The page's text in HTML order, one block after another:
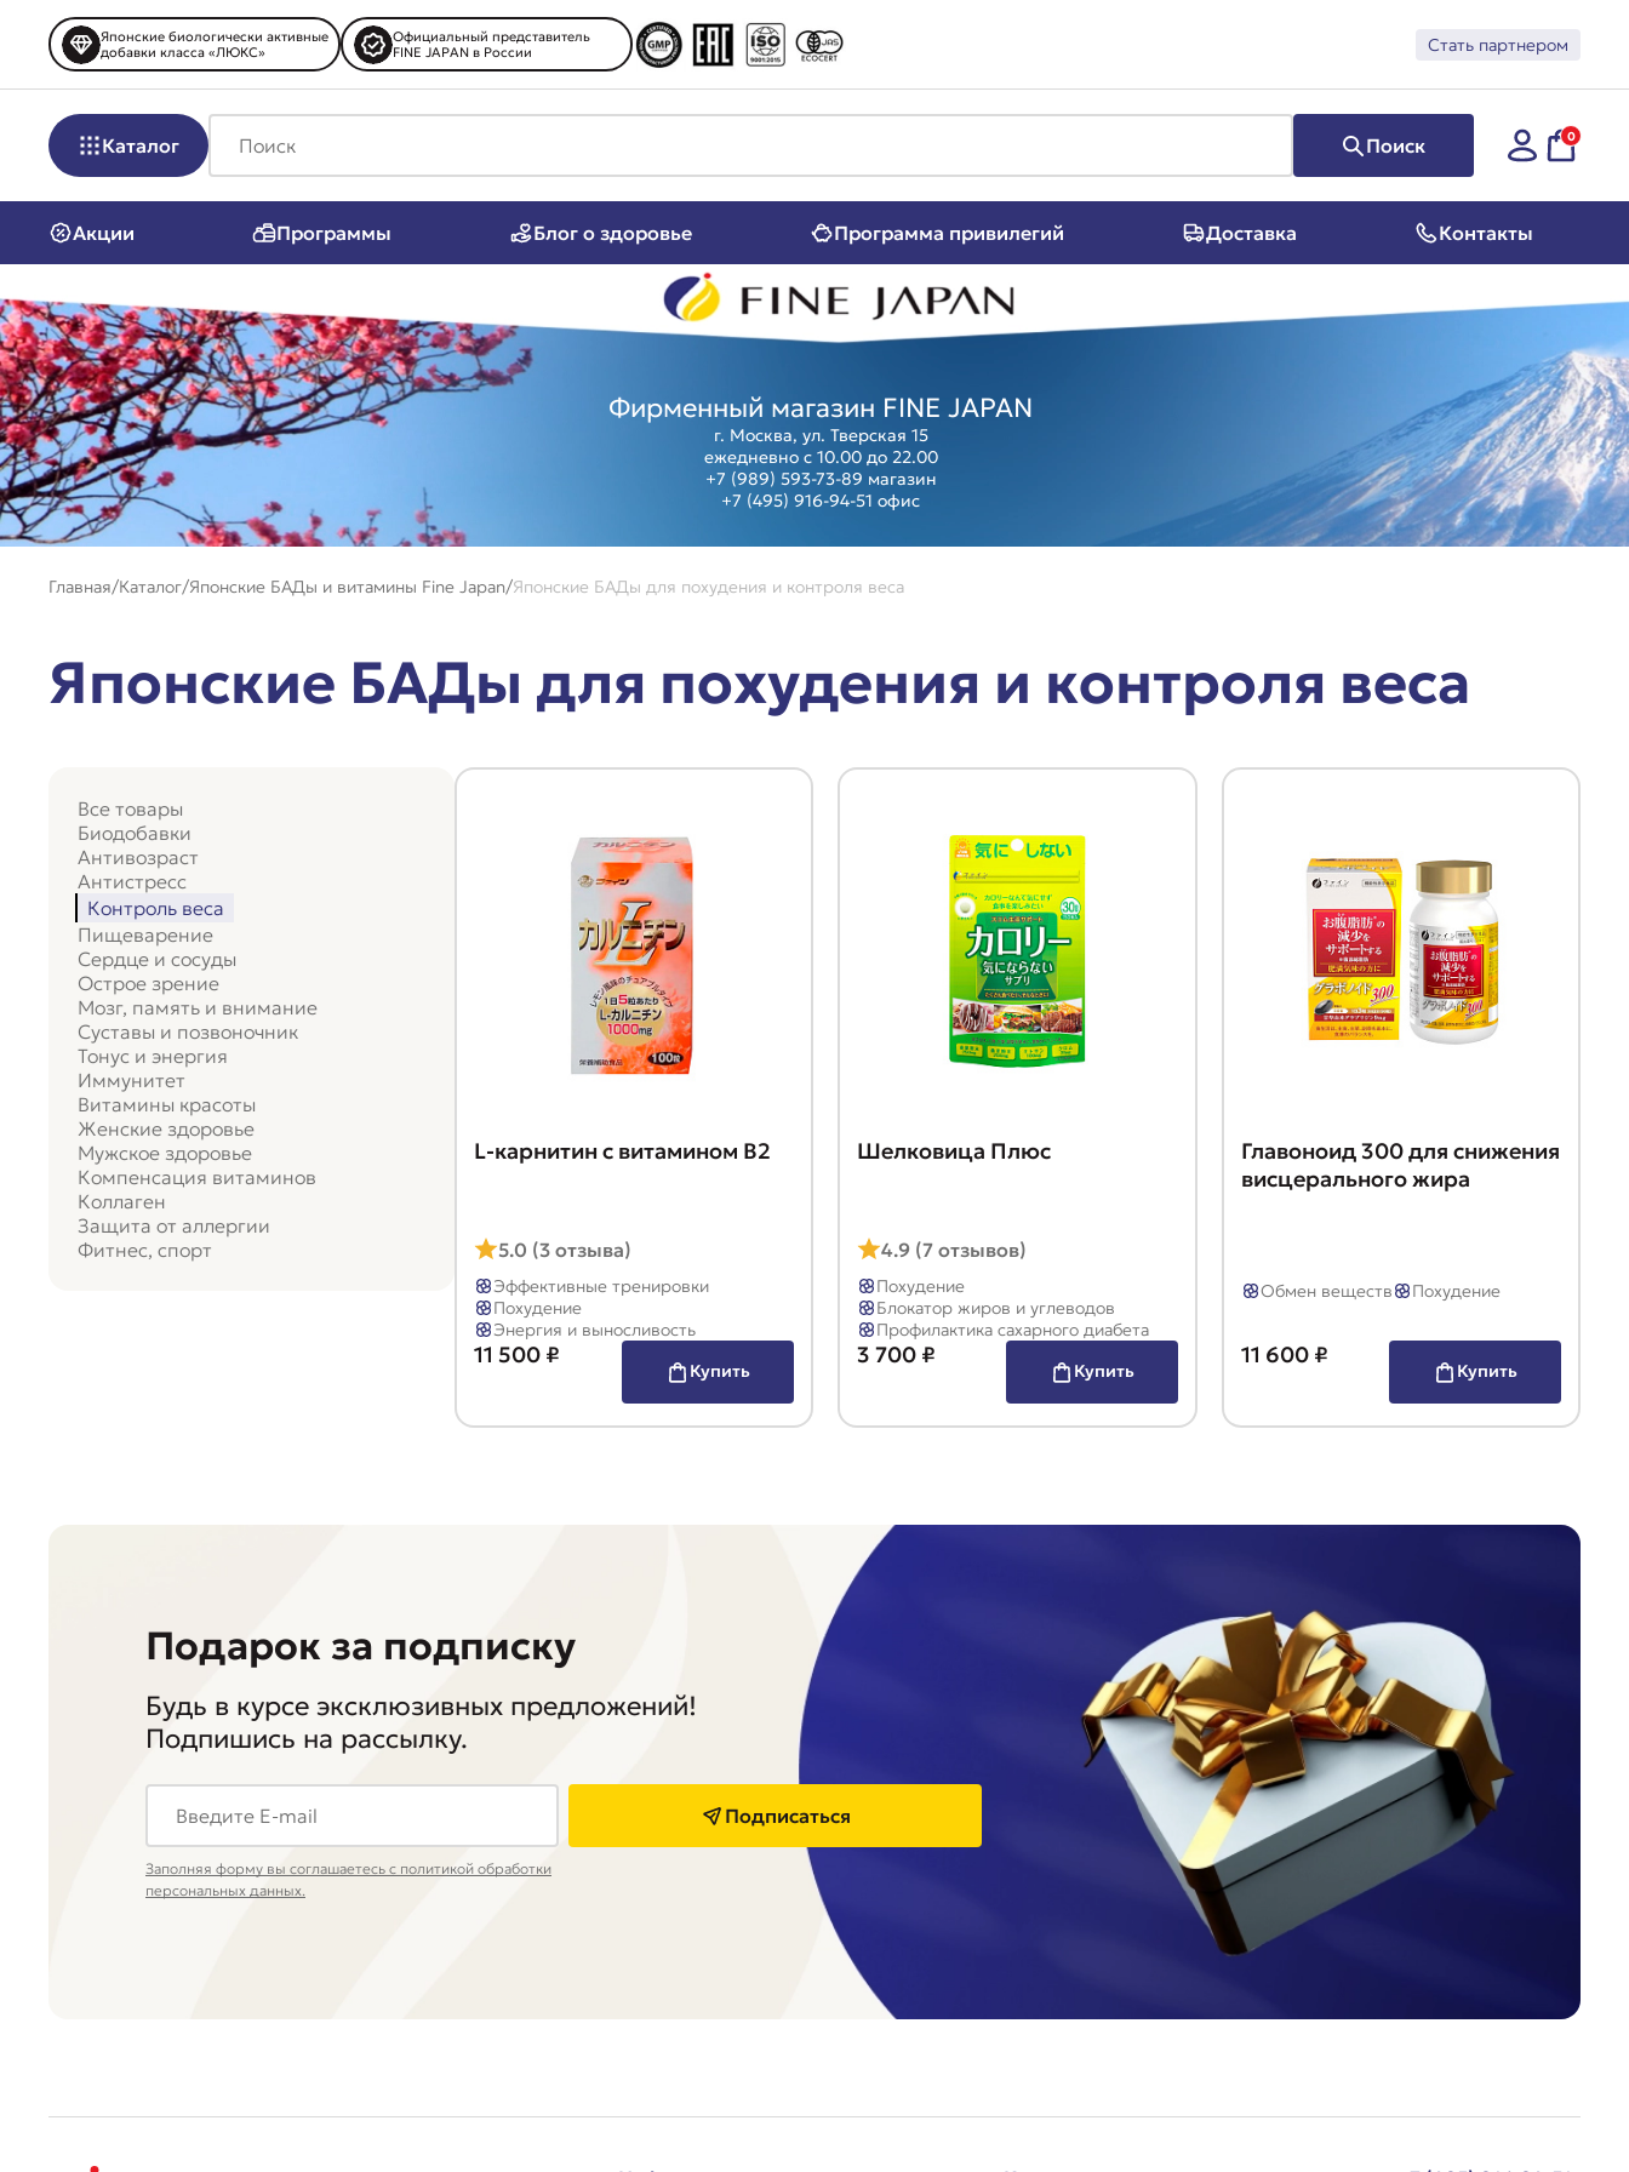
Японские биологически активные
добавки класса «ЛЮКС»
Официальный представитель
FINE JAPAN в России
Стать партнером
Каталог Поиск 0
Акции Программы Блог о здоровье Программа привилегий Доставка Контакты
Фирменный магазин FINE JAPAN
г. Москва, ул. Тверская 15
ежедневно с 10.00 до 22.00
+7 (989) 593-73-89 магазин
+7 (495) 916-94-51 офис
Главная Каталог Японские БАДы и витамины Fine Japan Японские БАДы для похудения и контроля веса
Японские БАДы для похудения и контроля веса
Все товары
Биодобавки
Антивозраст
Антистресс
Контроль веса
Пищеварение
Сердце и сосуды
Острое зрение
Мозг, память и внимание
Суставы и позвоночник
Тонус и энергия
Иммунитет
Витамины красоты
Женские здоровье
Мужское здоровье
Компенсация витаминов
Коллаген
Защита от аллергии
Фитнес, спорт
L-карнитин с витамином B2
5.0 (3 отзыва)
Эффективные тренировки
Похудение
Энергия и выносливость
11 500 ₽
Купить
Шелковица Плюс
4.9 (7 отзывов)
Похудение
Блокатор жиров и углеводов
Профилактика сахарного диабета
3 700 ₽
Купить
Главоноид 300 для снижения
висцерального жира
Обмен веществ Похудение
11 600 ₽
Купить
Подарок за подписку
Будь в курсе эксклюзивных предложений!
Подпишись на рассылку.
Подписаться
Заполняя форму вы соглашаетесь с политикой обработки
персональных данных.
Биодобавки
Антивозраст
Контроль веса
Пищеварение
Сердце и сосуды
Острое зрение
Мозг, память и внимание
Суставы и позвоночник
Тонус и энергия
Иммунитет
Витамины красоты
Женские здоровье
Мужское здоровье
Компенсация витаминов
Коллаген
Защита от аллергии
Суперфуд
Косметика
Предзаказ из Японии